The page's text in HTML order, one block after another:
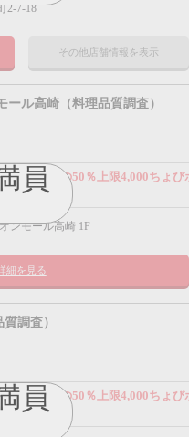
2-7-18
その他店舗情報を表示
員
ル高崎（料理品質調査）
飲食代金の50％上限4,000ちょび
ンモール高崎 1F
細を見る
員
調査）
飲食代金の50％上限4,000ちょび